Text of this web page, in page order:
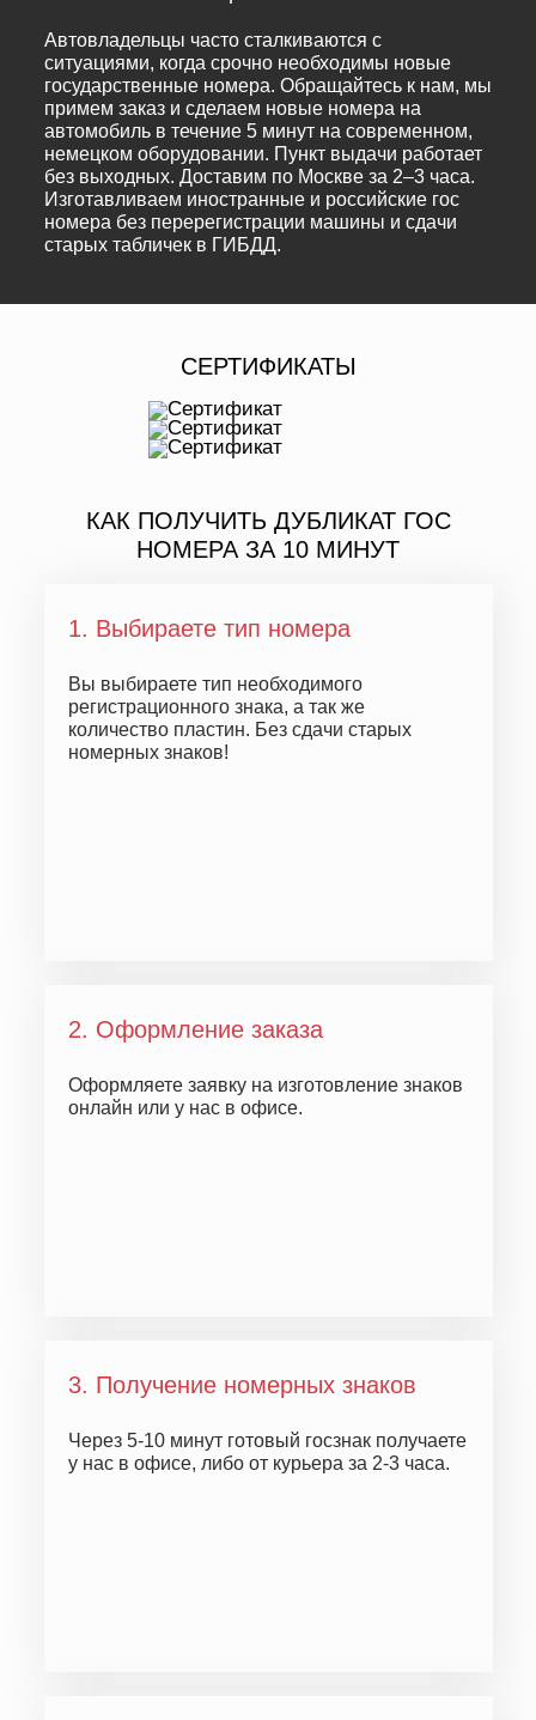
Автовладельцы часто сталкиваются с
ситуациями, когда срочно необходимы новые
государственные номера. Обращайтесь к нам, мы
примем заказ и сделаем новые номера на
автомобиль в течение 5 минут на современном,
немецком оборудовании. Пункт выдачи работает
без выходных. Доставим по Москве за 2–3 часа.
Изготавливаем иностранные и российские гос
номера без перерегистрации машины и сдачи
старых табличек в ГИБДД.
СЕРТИФИКАТЫ
КАК ПОЛУЧИТЬ ДУБЛИКАТ ГОС
НОМЕРА ЗА 10 МИНУТ
1. Выбираете тип номера
Вы выбираете тип необходимого
регистрационного знака, а так же
количество пластин. Без сдачи старых
номерных знаков!
2. Оформление заказа
Оформляете заявку на изготовление знаков
онлайн или у нас в офисе.
3. Получение номерных знаков
Через 5-10 минутготовый госзнак получаете
у нас в офисе, либо от курьера за 2-3 часа.